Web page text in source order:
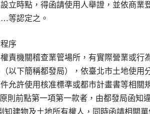
設立時點，得函請使用人舉證，並依商
…等認定之。
序
權責機關稽查業管場所，有實際營業或
（以下簡稱都發局），依臺北市土地使
件允許使用核准標準或都市計畫書等相關
原則前點第一項第一款者，由都發局函
副知建物及土地所有權人，同時函請相